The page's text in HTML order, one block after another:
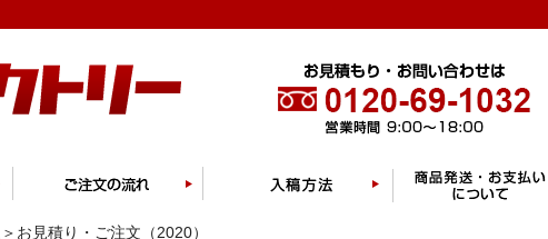
＞お見積り・ご注文（2020）